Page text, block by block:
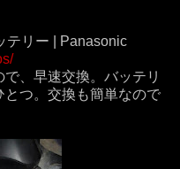
テリー | Panasonic
、早速交換。バッテリ
つ。交換も簡単なので